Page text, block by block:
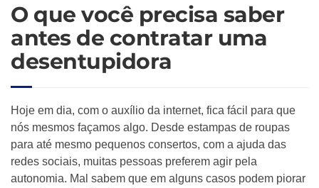
O que você precisa saber
antes de contratar uma
desentupidora
Hoje em dia, com o auxílio da internet, fica fácil para que
nós mesmos façamos algo. Desde estampas de roupas
para até mesmo pequenos consertos, com a ajuda das
redes sociais, muitas pessoas preferem agir pela
autonomia. Mal sabem que em alguns casos podem piorar